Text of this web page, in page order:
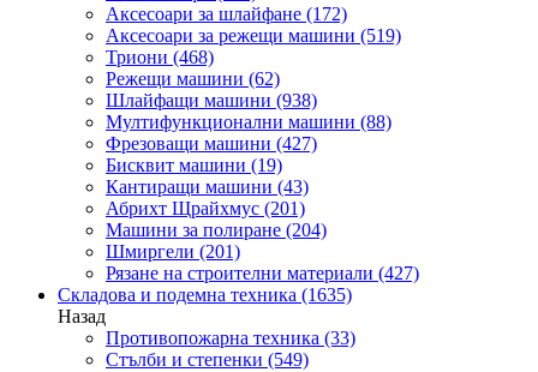
Аксесоари за шлайфане (172)
Аксесоари за режещи машини (519)
Триони (468)
Режещи машини (62)
Шлайфащи машини (938)
Мултифункционални машини (88)
Фрезоващи машини (427)
Бисквит машини (19)
Кантиращи машини (43)
Абрихт Щрайхмус (201)
Машини за полиране (204)
Шмиргели (201)
Рязане на строителни материали (427)
Складова и подемна техника (1635)
Назад
Противопожарна техника (33)
Стълби и степенки (549)